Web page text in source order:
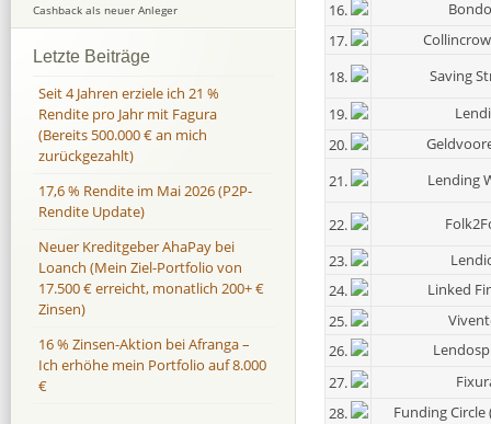
16.
17.
18.
Saving
19.
20.
21.
Lending
22.
23.
24.
Linked
25.
26.
27.
28.
Funding Circle
Cashback als neuer Anleger
Letzte Beiträge
Seit 4 Jahren erziele ich 21 %
Rendite pro Jahr mit Fagura
(Bereits 500.000 € an mich
zurückgezahlt)
17,6 % Rendite im Mai 2026 (P2P-
Rendite Update)
Neuer Kreditgeber AhaPay bei
Loanch (Mein Ziel-Portfolio von
17.500 € erreicht, monatlich 200+ €
Zinsen)
16 % Zinsen-Aktion bei Afranga –
Ich erhöhe mein Portfolio auf 8.000
€